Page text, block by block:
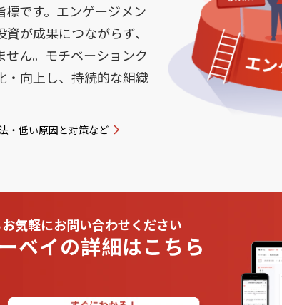
です。エンゲージメン
が成果につながらず、
ん。モチベーションク
・向上し、持続的な組織
・低い原因と対策など
気軽にお問い合わせください
ベイの詳細はこちら